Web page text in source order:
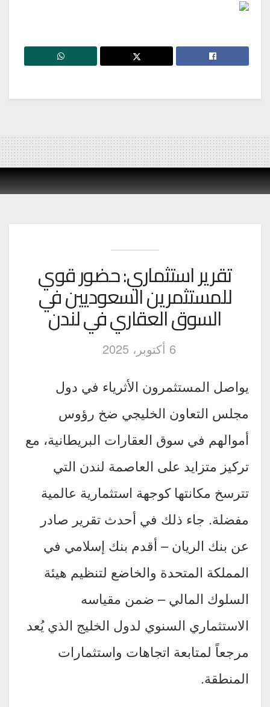
تقرير استثماري: حضور قوي
للمستثمرين السعوديين في
السوق العقاري في لندن
6 أكتوبر، 2025
يواصل المستثمرون الأثرياء في دول
مجلس التعاون الخليجي ضخ رؤوس
أموالهم في سوق العقارات البريطانية، مع
تركيز متزايد على العاصمة لندن التي
تترسخ مكانتها كوجهة استثمارية عالمية
مفضلة. جاء ذلك في أحدث تقرير صادر
عن بنك الريان – أقدم بنك إسلامي في
المملكة المتحدة والخاضع لتنظيم هيئة
السلوك المالي – ضمن مقياسه
الاستثماري السنوي لدول الخليج الذي يُعد
مرجعاً لمتابعة اتجاهات واستثمارات
المنطقة.